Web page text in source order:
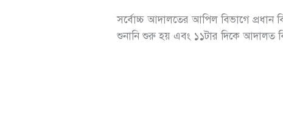
সর্বোচ্চ আদালতের আপিল বিভাগে প্রধান
শুনানি শুরু হয় এবং ১১টার দিকে আদালত